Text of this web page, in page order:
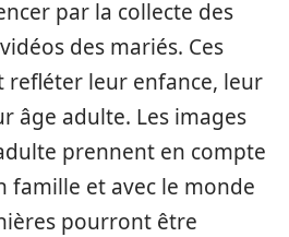
par la collecte des
des mariés. Ces
refléter leur enfance, leur
âge adulte. Les images
prennent en compte
famille et avec le monde
pourront être